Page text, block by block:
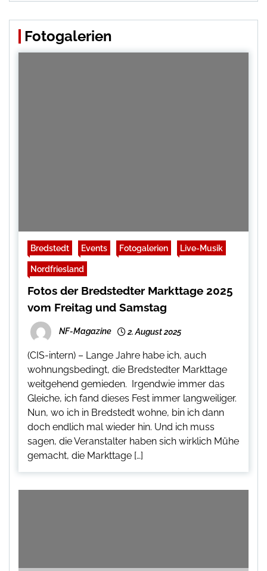
Fotogalerien
Bredstedt Events Fotogalerien Live-Musik
Nordfriesland
Fotos der Bredstedter Markttage 2025
vom Freitag und Samstag
NF-Magazine 2. August 2025
(CIS-intern) – Lange Jahre habe ich, auch
wohnungsbedingt, die Bredstedter Markttage
weitgehend gemieden. Irgendwie immer das
Gleiche, ich fand dieses Fest immer langweiliger.
Nun, wo ich in Bredstedt wohne, bin ich dann
doch endlich mal wieder hin. Und ich muss
sagen, die Veranstalter haben sich wirklich Mühe
gemacht, die Markttage […]